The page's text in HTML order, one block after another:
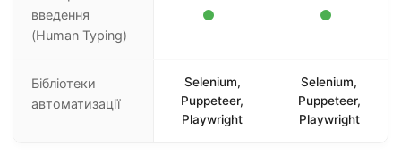
введення
(Human Typing)
Бібліотеки
автоматизації
Selenium,
Puppeteer,
Playwright
Selenium,
Puppeteer,
Playwright